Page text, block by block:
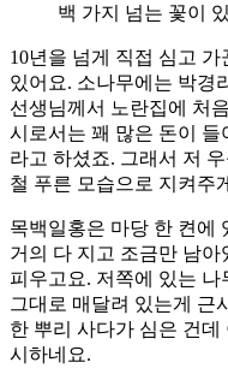
백 가지 넘는 꽃이
10년을 넘게 직접 심고 가
있어요. 소나무에는 박경
선생님께서 노란집에 처
시로서는 꽤 많은 돈이
라고 하셨죠. 그래서 저
철 푸른 모습으로 지켜주
목백일홍은 마당 한 켠에
거의 다 지고 조금만 남
피우고요. 저쪽에 있는 나
그대로 매달려 있는게 근
한 뿌리 사다가 심은 건
시하네요.